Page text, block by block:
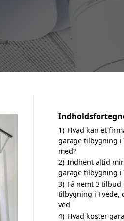
1) Hvad kan et
garage tilbygning i
med?
2) Indhent altid
garage tilbygning i
3) Få nemt 3 tilbud
tilbygning i Tvede,
ved
4) Hvad koster